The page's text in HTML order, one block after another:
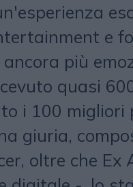
e
più
quasi
i 100
giuria,
oltre che Ex